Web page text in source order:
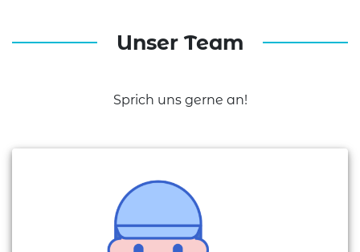
Unser Team
Sprich uns gerne an!